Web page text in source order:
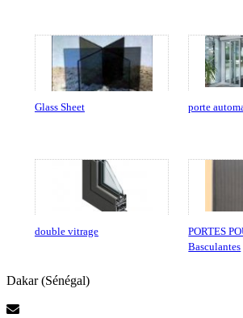
Glass Sheet porte
double vitrage
PORTES
Basculantes
Dakar (Sénégal)